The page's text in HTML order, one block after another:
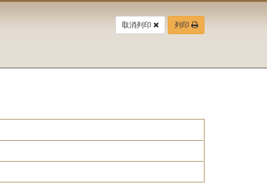
取消列印 列印